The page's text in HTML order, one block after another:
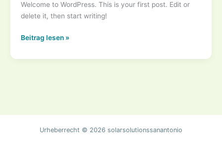
Welcome to WordPress. This is your first post. Edit or
delete it, then start writing!
Hello
Beitrag lesen »
Urheberrecht © 2026 solarsolutionssanantonio